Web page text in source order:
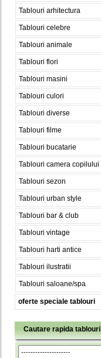
Tablouri arhitectura
Tablouri celebre
Tablouri animale
Tablouri flori
Tablouri masini
Tablouri culori
Tablouri diverse
Tablouri filme
Tablouri bucatarie
Tablouri camera copilului
Tablouri sezon
Tablouri urban style
Tablouri bar & club
Tablouri vintage
Tablouri harti antice
Tablouri ilustratii
Tablouri saloane/spa
oferte speciale tablouri
Cautare rapida tablouri